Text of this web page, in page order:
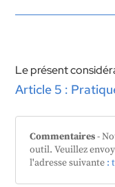
Le présent
Article 5 :
Commentaires-
outil. Veuillez
l'adresse suivante :